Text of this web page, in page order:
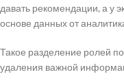
давать рекомендации, а у
основе данных от
Такое разделение ролей
удаления важной